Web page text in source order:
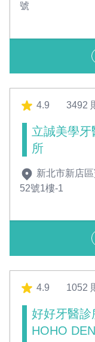
號
4.9 3492
立誠美學牙
所
新北市新店
52號1樓-1
4.9 1052
好好牙醫診
HOHO